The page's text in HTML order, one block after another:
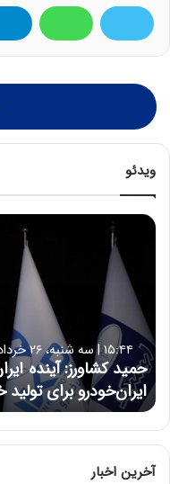
ویدئو
ح
ش
ا
و
ر
ز
:
آ
ی
ن
۱۵:۴۴ | سه شنبه، ۲۶ خرداد ۱۴۰۵
حمید کشاورز: آینده
ایران‌خودرو برای
آخرین اخبار